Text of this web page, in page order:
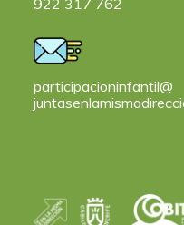
922 317 762
participacioninfantil@